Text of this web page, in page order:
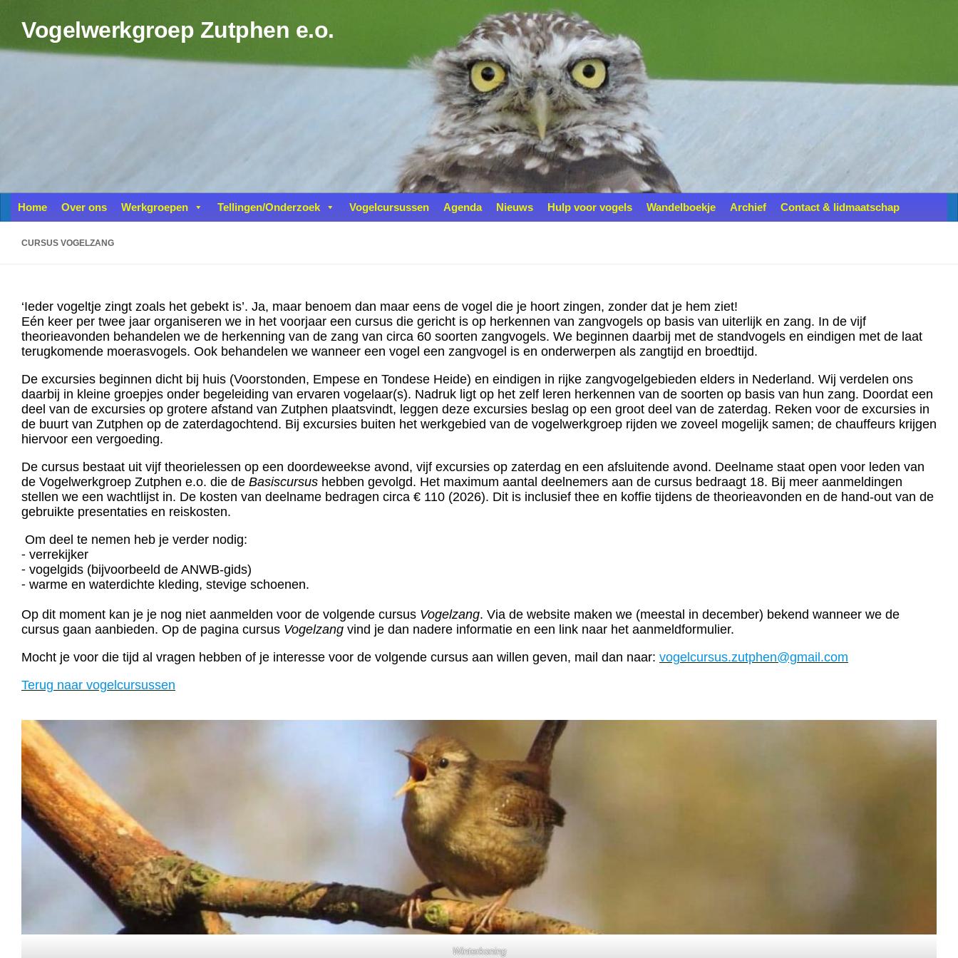
Vogelwerkgroep Zutphen e.o.
Home Over ons Werkgroepen Tellingen/Onderzoek Vogelcursussen Agenda Nieuws Hulp voor vogels Wandelboekje Archief Contact & lidmaatschap
CURSUS VOGELZANG
‘Ieder vogeltje zingt zoals het gebekt is’. Ja, maar benoem dan maar eens de vogel die je hoort zingen, zonder dat je hem ziet!
Eén keer per twee jaar organiseren we in het voorjaar een cursus die gericht is op herkennen van zangvogels op basis van uiterlijk en zang. In de vijf
theorieavonden behandelen we de herkenning van de zang van circa 60 soorten zangvogels. We beginnen daarbij met de standvogels en eindigen met de laat
terugkomende moerasvogels. Ook behandelen we wanneer een vogel een zangvogel is en onderwerpen als zangtijd en broedtijd.
De excursies beginnen dicht bij huis (Voorstonden, Empese en Tondese Heide) en eindigen in rijke zangvogelgebieden elders in Nederland. Wij verdelen ons
daarbij in kleine groepjes onder begeleiding van ervaren vogelaar(s). Nadruk ligt op het zelf leren herkennen van de soorten op basis van hun zang. Doordat een
deel van de excursies op grotere afstand van Zutphen plaatsvindt, leggen deze excursies beslag op een groot deel van de zaterdag. Reken voor de excursies in
de buurt van Zutphen op de zaterdagochtend. Bij excursies buiten het werkgebied van de vogelwerkgroep rijden we zoveel mogelijk samen; de chauffeurs krijgen
hiervoor een vergoeding.
De cursus bestaat uit vijf theorielessen op een doordeweekse avond, vijf excursies op zaterdag en een afsluitende avond. Deelname staat open voor leden van
de Vogelwerkgroep Zutphen e.o. die de Basiscursus hebben gevolgd. Het maximum aantal deelnemers aan de cursus bedraagt 18. Bij meer aanmeldingen
stellen we een wachtlijst in. De kosten van deelname bedragen circa € 110 (2026). Dit is inclusief thee en koffie tijdens de theorieavonden en de hand-out van de
gebruikte presentaties en reiskosten.
Om deel te nemen heb je verder nodig:
⁃ verrekijker
⁃ vogelgids (bijvoorbeeld de ANWB-gids)
⁃ warme en waterdichte kleding, stevige schoenen.
Op dit moment kan je je nog niet aanmelden voor de volgende cursus Vogelzang. Via de website maken we (meestal in december) bekend wanneer we de
cursus gaan aanbieden. Op de pagina cursus Vogelzang vind je dan nadere informatie en een link naar het aanmeldformulier.
Mocht je voor die tijd al vragen hebben of je interesse voor de volgende cursus aan willen geven, mail dan naar: vogelcursus.zutphen@gmail.com
Terug naar vogelcursussen
Winterkoning